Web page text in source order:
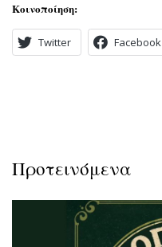
Κοινοποίηση:
Twitter Facebook
Προτεινόμενα